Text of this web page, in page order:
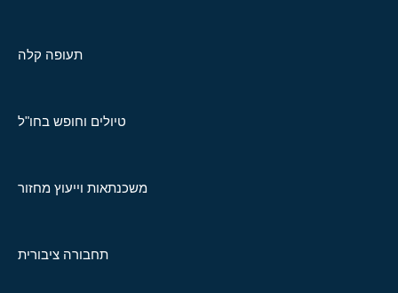
תעופה קלה
טיולים וחופש בחו"ל
משכנתאות וייעוץ מחזור
תחבורה ציבורית